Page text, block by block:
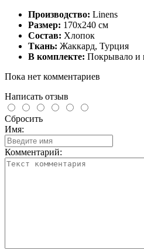
Производство: Linens
Размер: 170х240 см
Состав: Хлопок
Ткань: Жаккард, Турция
В комплекте: Покрывало и
Пока нет комментариев
Написать отзыв
Сбросить
Имя:
Комментарий: